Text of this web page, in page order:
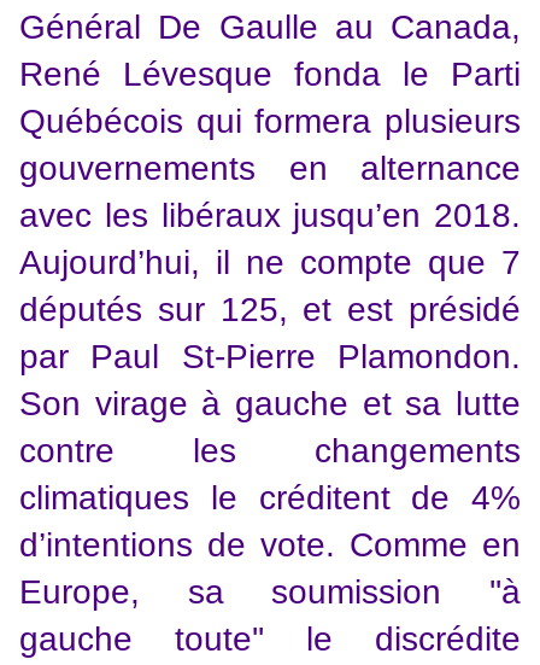
Général De Gaulle au Canada,
René Lévesque fonda le Parti
Québécois qui formera plusieurs
gouvernements en alternance
avec les libéraux jusqu’en 2018.
Aujourd’hui, il ne compte que 7
députés sur 125, et est présidé
par Paul St-Pierre Plamondon.
Son virage à gauche et sa lutte
contre les changements
climatiques le créditent de 4%
d’intentions de vote. Comme en
Europe, sa soumission ''à
gauche toute'' le discrédite